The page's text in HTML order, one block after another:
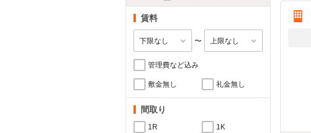
賃料
〜
管理費など込み
敷金無し 礼金無し
間取り
1R 1K